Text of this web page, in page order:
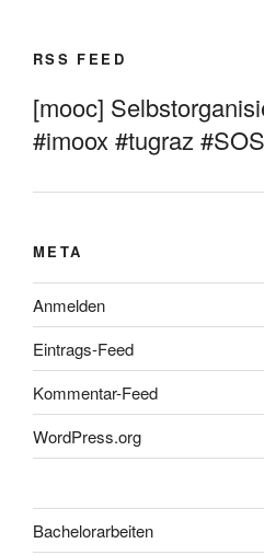
RSS FEED
[mooc]
#imoox #tugraz #SOS
META
Anmelden
Eintrags-Feed
Kommentar-Feed
WordPress.org
Bachelorarbeiten